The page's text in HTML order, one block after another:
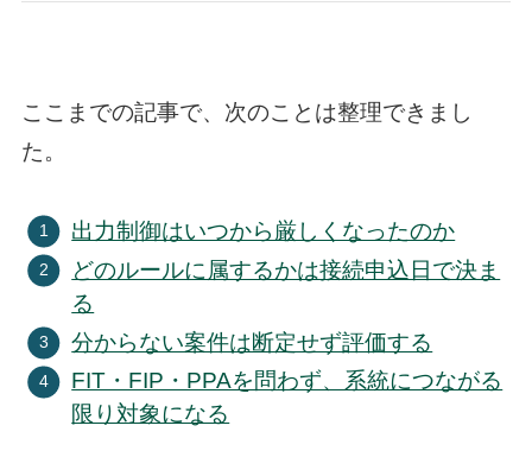
ここまでの記事で、次のことは整理できまし
た。
出力制御はいつから厳しくなったのか
どのルールに属するかは接続申込日で決ま
る
分からない案件は断定せず評価する
FIT・FIP・PPAを問わず、系統につながる
限り対象になる